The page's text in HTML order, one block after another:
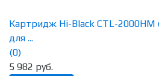
Картридж Hi-Black CTL-2000HM
для ...
(0)
5 982 руб.